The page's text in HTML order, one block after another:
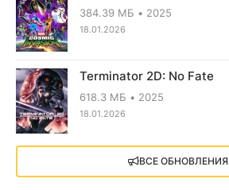
384.39 МБ 2025
18.01.2026
Terminator 2D: No Fate
618.3 МБ 2025
18.01.2026
X4: Foundations (2018)
13.73 GB 2018
ВСЕ ОБНОВЛЕНИЯ